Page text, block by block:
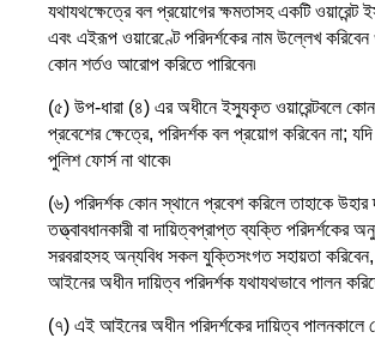
যথাযথক্ষেত্রে বল প্রয়োগের ক্ষমতাসহ একটি ওয়ারেন্ট
এবং এইরূপ ওয়ারেণ্টে পরিদর্শকের নাম উল্লেখ
কোন শর্তও আরোপ করিতে পারিবেন৷
(৫) উপ-ধারা (৪) এর অধীনে ইস্যুকৃত ওয়ারেন্টবলে
প্রবেশের ক্ষেত্রে, পরিদর্শক বল প্রয়োগ করিবেন না;
পুলিশ ফোর্স না থাকে৷
(৬) পরিদর্শক কোন স্থানে প্রবেশ করিলে তাহাকে উহার
তত্ত্বাবধানকারী বা দায়িত্বপ্রাপ্ত ব্যক্তি
সরবরাহসহ অন্যবিধ সকল যুক্তিসংগত সহায়তা
আইনের অধীন দায়িত্ব পরিদর্শক যথাযথভাবে পালন
(৭) এই আইনের অধীন পরিদর্শকের দায়িত্ব